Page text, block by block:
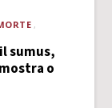
sumus,
o